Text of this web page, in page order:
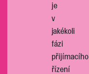
je
v
jakékoli
fázi
přijímacího
řízení